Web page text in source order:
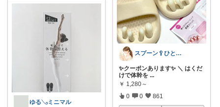
ゆる𓂅ミニマル
スプーン🥄ひとさじの暮らし
✨クーポンあります✨ ＼ はくだ
けで体幹を ...
￥ 1,280～
0 0 861